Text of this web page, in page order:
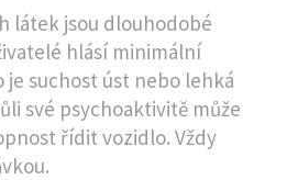
látek jsou dlouhodobé
hlásí minimální
suchost úst nebo lehká
své psychoaktivitě může
řídit vozidlo. Vždy